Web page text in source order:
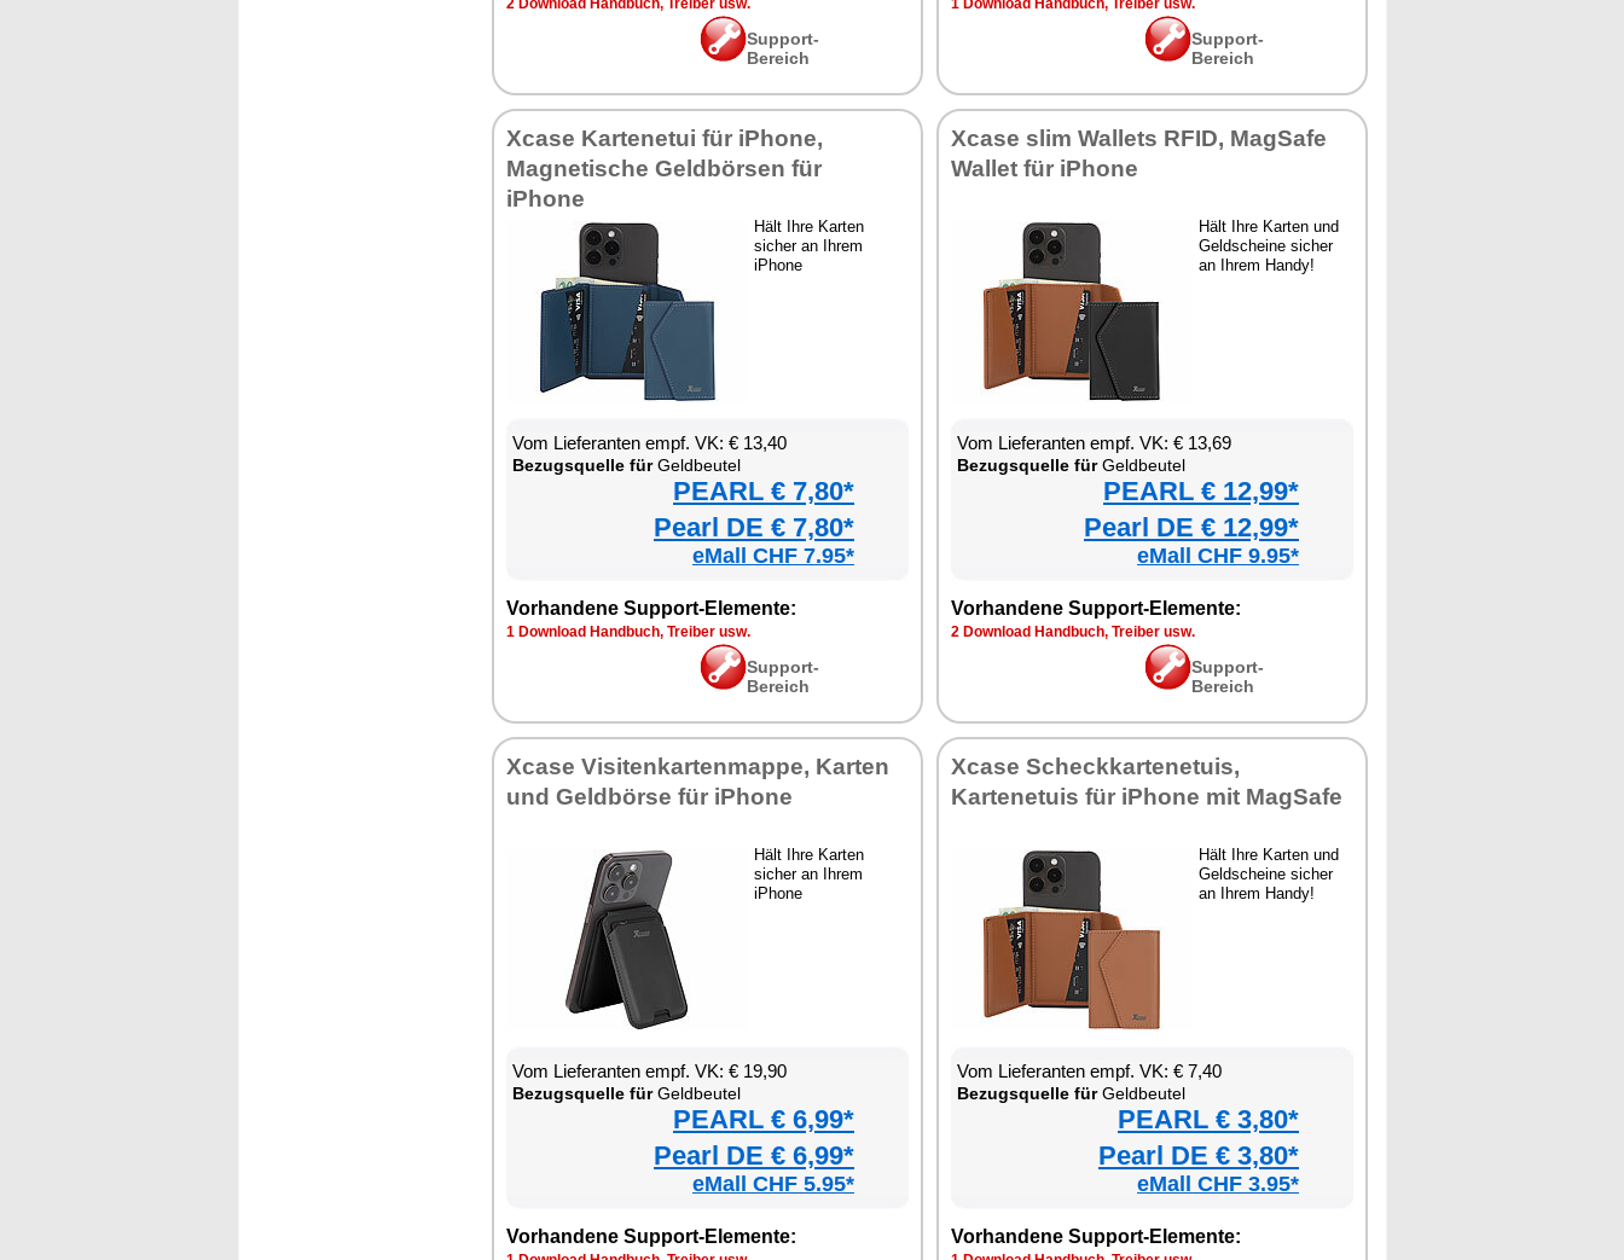
2 Download Handbuch, Treiber usw.
Support-
Bereich
1 Download Handbuch, Treiber usw.
Support-
Bereich
Xcase Kartenetui für iPhone,
Magnetische Geldbörsen für
iPhone
Hält Ihre Karten
sicher an Ihrem
iPhone
Vom Lieferanten empf. VK: € 13,40
Bezugsquelle fürGeldbeutel
PEARL € 7,80*
Pearl DE € 7,80*
eMall CHF 7.95*
Vorhandene Support-Elemente:
1 Download Handbuch, Treiber usw.
Support-
Bereich
Xcase slim Wallets RFID, MagSafe
Wallet für iPhone
Hält Ihre Karten und
Geldscheine sicher
an Ihrem Handy!
Vom Lieferanten empf. VK: € 13,69
Bezugsquelle fürGeldbeutel
PEARL € 12,99*
Pearl DE € 12,99*
eMall CHF 9.95*
Vorhandene Support-Elemente:
2 Download Handbuch, Treiber usw.
Support-
Bereich
Xcase Visitenkartenmappe, Karten
und Geldbörse für iPhone
Hält Ihre Karten
sicher an Ihrem
iPhone
Vom Lieferanten empf. VK: € 19,90
Bezugsquelle fürGeldbeutel
PEARL € 6,99*
Pearl DE € 6,99*
eMall CHF 5.95*
Vorhandene Support-Elemente:
Xcase Scheckkartenetuis,
Kartenetuis für iPhone mit MagSafe
Hält Ihre Karten und
Geldscheine sicher
an Ihrem Handy!
Vom Lieferanten empf. VK: € 7,40
Bezugsquelle fürGeldbeutel
PEARL € 3,80*
Pearl DE € 3,80*
eMall CHF 3.95*
Vorhandene Support-Elemente: